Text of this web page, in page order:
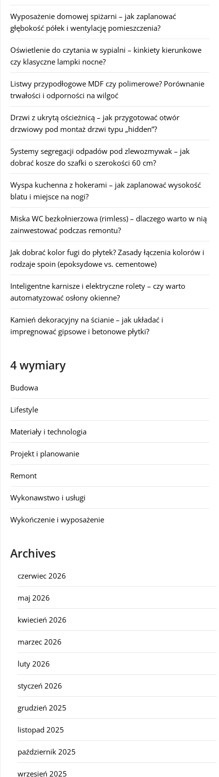
Wyposażenie domowej spiżarni – jak zaplanować
głębokość półek i wentylację pomieszczenia?
Oświetlenie do czytania w sypialni – kinkiety kierunkowe
czy klasyczne lampki nocne?
Listwy przypodłogowe MDF czy polimerowe? Porównanie
trwałości i odporności na wilgoć
Drzwi z ukrytą ościeżnicą – jak przygotować otwór
drzwiowy pod montaż drzwi typu „hidden”?
Systemy segregacji odpadów pod zlewozmywak – jak
dobrać kosze do szafki o szerokości 60 cm?
Wyspa kuchenna z hokerami – jak zaplanować wysokość
blatu i miejsce na nogi?
Miska WC bezkołnierzowa (rimless) – dlaczego warto w nią
zainwestować podczas remontu?
Jak dobrać kolor fugi do płytek? Zasady łączenia kolorów i
rodzaje spoin (epoksydowe vs. cementowe)
Inteligentne karnisze i elektryczne rolety – czy warto
automatyzować osłony okienne?
Kamień dekoracyjny na ścianie – jak układać i
impregnować gipsowe i betonowe płytki?
4 wymiary
Budowa
Lifestyle
Materiały i technologia
Projekt i planowanie
Remont
Wykonawstwo i usługi
Wykończenie i wyposażenie
Archives
czerwiec 2026
maj 2026
kwiecień 2026
marzec 2026
luty 2026
styczeń 2026
grudzień 2025
listopad 2025
październik 2025
wrzesień 2025